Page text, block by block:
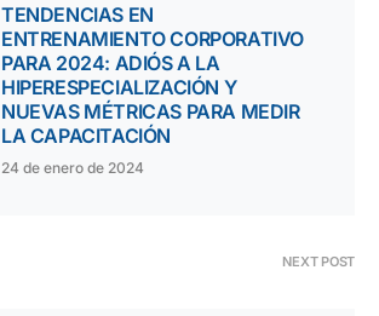
TENDENCIAS EN
ENTRENAMIENTO CORPORATIVO
PARA 2024: ADIÓS A LA
HIPERESPECIALIZACIÓN Y
NUEVAS MÉTRICAS PARA MEDIR
LA CAPACITACIÓN
24 de enero de 2024
NEXT POST